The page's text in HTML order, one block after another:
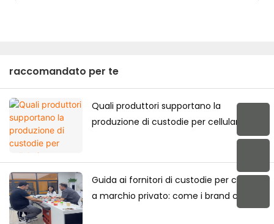
raccomandato per te
Quali produttori supportano la
produzione di custodie per cellulari
personalizzate di alta gamma per il
Guida ai fornitori di custodie per cellulari
a marchio privato: come i brand creano
la propria collezione di custodie per